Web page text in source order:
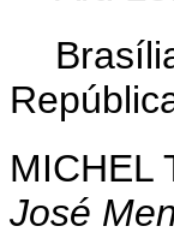
MICHEL
José